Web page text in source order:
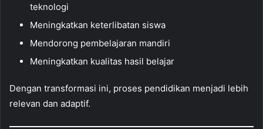
teknologi
Meningkatkan keterlibatan siswa
Mendorong pembelajaran mandiri
Meningkatkan kualitas hasil belajar
Dengan transformasi ini, proses pendidikan menjadi lebih
relevan dan adaptif.